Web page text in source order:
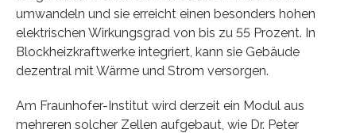
umwandeln und sie erreicht einen besonders hohen
elektrischen Wirkungsgrad von bis zu 55 Prozent. In
Blockheizkraftwerke integriert, kann sie Gebäude
dezentral mit Wärme und Strom versorgen.
Am Fraunhofer-Institut wird derzeit ein Modul aus
mehreren solcher Zellen aufgebaut, wie Dr. Peter